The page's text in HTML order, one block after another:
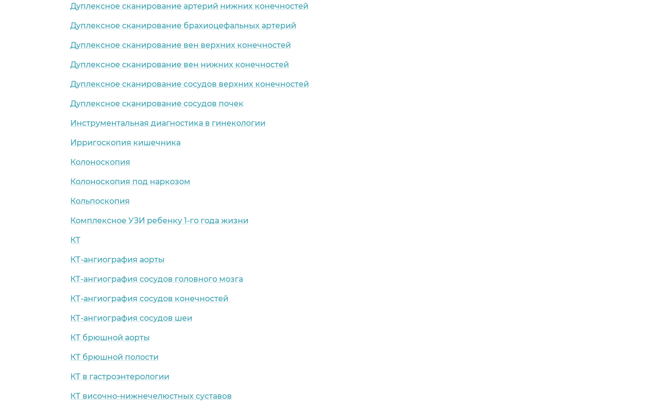
Дуплексное сканирование артерий нижних конечностей
Дуплексное сканирование брахиоцефальных артерий
Дуплексное сканирование вен верхних конечностей
Дуплексное сканирование вен нижних конечностей
Дуплексное сканирование сосудов верхних конечностей
Дуплексное сканирование сосудов почек
Инструментальная диагностика в гинекологии
Ирригоскопия кишечника
Колоноскопия
Колоноскопия под наркозом
Кольпоскопия
Комплексное УЗИ ребенку 1-го года жизни
КТ
КТ-ангиография аорты
КТ-ангиография сосудов головного мозга
КТ-ангиография сосудов конечностей
КТ-ангиография сосудов шеи
КТ брюшной аорты
КТ брюшной полости
КТ в гастроэнтерологии
КТ височно-нижнечелюстных суставов